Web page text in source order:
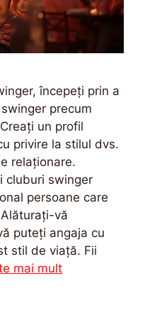
începeți prin a
precum
un profil
privire la stilul dvs.
relaționare.
cluburi swinger
persoane care
vă
puteți angaja cu
stil de viață. Fii
mai mult